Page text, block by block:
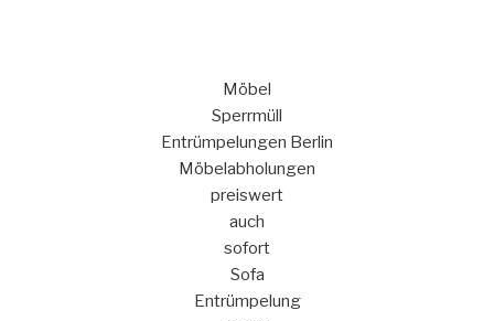
Möbel
Sperrmüll
Entrümpelungen Berlin
Möbelabholungen
preiswert
auch
sofort
Sofa
Entrümpelung